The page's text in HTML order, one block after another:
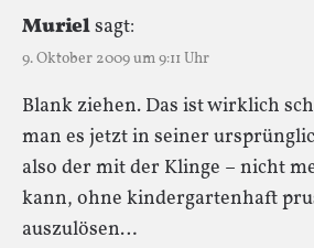
Murielsagt:
9. Oktober 2009 um 9:11 Uhr
Blank ziehen. Das ist wirklich
man es jetzt in seiner
also der mit der Klinge – nicht
kann, ohne kindergartenhaft
auszulösen…